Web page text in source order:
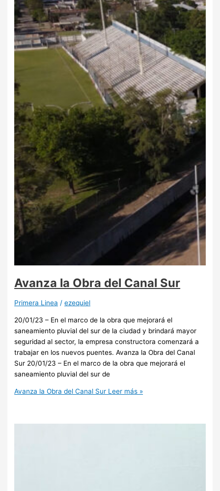
Avanza la Obra del Canal Sur
Primera Linea /ezequiel
20/01/23 – En el marco de la obra que mejorará el
saneamiento pluvial del sur de la ciudad y brindará mayor
seguridad al sector, la empresa constructora comenzará a
trabajar en los nuevos puentes. Avanza la Obra del Canal
Sur 20/01/23 – En el marco de la obra que mejorará el
saneamiento pluvial del sur de
Avanza la Obra del Canal Sur Leer más »